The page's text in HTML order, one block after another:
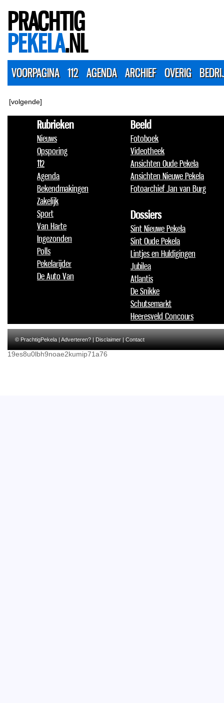
PRACHTIG
PEKELA.NL
VOORPAGINA 112 AGENDA ARCHIEF OVERIG
[volgende]
Rubrieken
Nieuws
Opsporing
112
Agenda
Bekendmakingen
Zakelijk
Sport
Van Harte
Ingezonden
Polls
Pekelarijder
De Auto Van
Beeld
Fotoboek
Videotheek
Ansichten Oude Pekela
Ansichten Nieuwe Pekela
Fotoarchief Jan van Burg
Dossiers
Sint Nieuwe Pekela
Sint Oude Pekela
Lintjes en Huldigingen
Jubilea
Atlantis
De Snikke
Schutsemarkt
Heeresveld Concours
© PrachtigPekela |Adverteren?|Disclaimer|Contact
19es8u0lbh9noae2kumip71a76